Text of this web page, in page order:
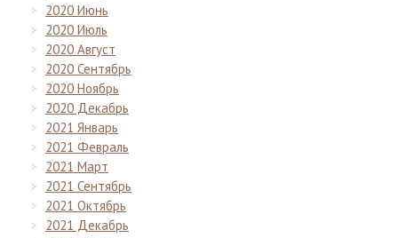
2020 Июнь
2020 Июль
2020 Август
2020 Сентябрь
2020 Ноябрь
2020 Декабрь
2021 Январь
2021 Февраль
2021 Март
2021 Сентябрь
2021 Октябрь
2021 Декабрь